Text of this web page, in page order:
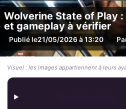
Wolverine State of Play
et gameplay à vérifier
Publié le21/05/2026 à 13:20
Visuel : les images appartiennent à leurs